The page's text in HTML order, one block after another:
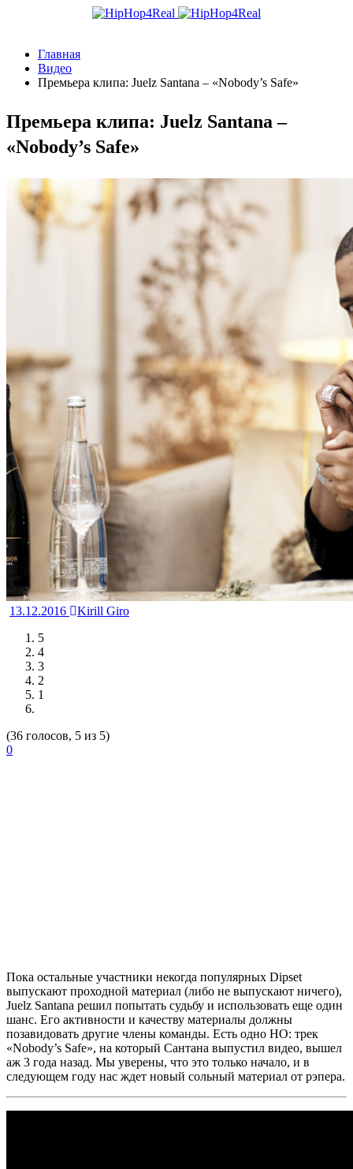
Главная
Видео
Премьера клипа: Juelz Santana – «Nobody’s Safe»
Премьера клипа: Juelz Santana –
«Nobody’s Safe»
13.12.2016
Kirill Giro
5
4
3
2
1
(36 голосов, 5 из 5)
0
Пока остальные участники некогда популярных Dipset
выпускают проходной материал (либо не выпускают ничего),
Juelz Santana решил попытать судьбу и использовать еще один
шанс. Его активности и качеству материалы должны
позавидовать другие члены команды. Есть одно НО: трек
«Nobody’s Safe», на который Сантана выпустил видео, вышел
аж 3 года назад. Мы уверены, что это только начало, и в
следующем году нас ждет новый сольный материал от рэпера.